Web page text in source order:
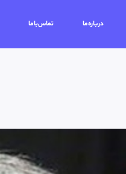
درباره‌ما تماس‌باما